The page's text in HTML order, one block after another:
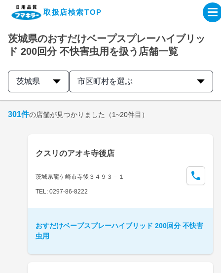
取扱店検索TOP
企業・IR情報サイト
製品情報サイト
取扱店検索はこちら
茨城県のおすだけベープスプレーハイブリッ
ド 200回分 不快害虫用を扱う店舗一覧
茨城県 市区町村を選ぶ
301件の店舗が見つかりました （1~20件目）
クスリのアオキ寺後店
茨城県龍ケ崎市寺後３４９３－１
TEL: 0297-86-8222
おすだけベープスプレーハイブリッド 200回分 不快害
虫用